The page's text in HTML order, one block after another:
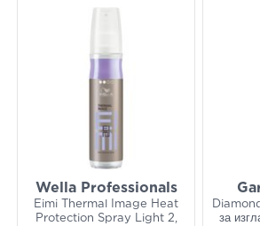
Wella Professionals
Eimi Thermal Image Heat
Protection Spray Light 2,
за